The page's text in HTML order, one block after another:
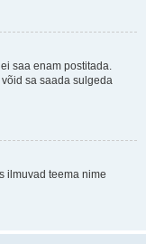
saa enam postitada.
sa saada sulgeda
ilmuvad teema nime